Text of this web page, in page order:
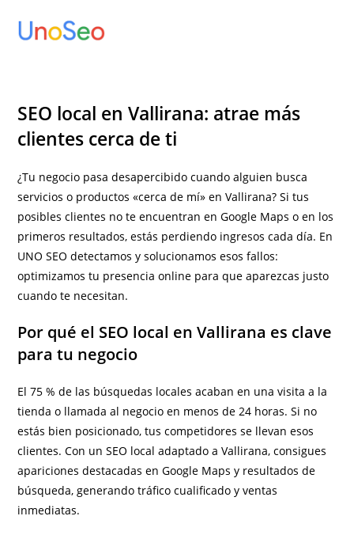
SEO local en Vallirana: atrae más
clientes cerca de ti
¿Tu negocio pasa desapercibido cuando alguien busca
servicios o productos «cerca de mí» en Vallirana? Si tus
posibles clientes no te encuentran en Google Maps o en los
primeros resultados, estás perdiendo ingresos cada día. En
UNO SEO detectamos y solucionamos esos fallos:
optimizamos tu presencia online para que aparezcas justo
cuando te necesitan.
Por qué el SEO local en Vallirana es clave
para tu negocio
El 75 % de las búsquedas locales acaban en una visita a la
tienda o llamada al negocio en menos de 24 horas. Si no
estás bien posicionado, tus competidores se llevan esos
clientes. Con un SEO local adaptado a Vallirana, consigues
apariciones destacadas en Google Maps y resultados de
búsqueda, generando tráfico cualificado y ventas
inmediatas.